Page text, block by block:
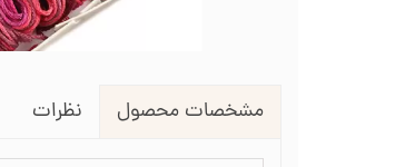
مشخصات محصول نظرات